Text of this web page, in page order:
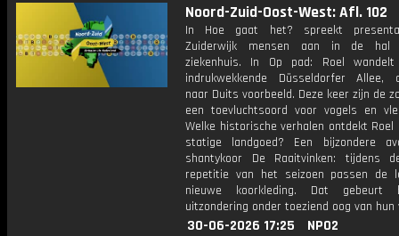
Noord-Zuid-Oost-West: Afl. 102
In Hoe gaat het? spreekt
Zuiderwijk mensen aan in de
ziekenhuis. In Op pad: Roel
indrukwekkende Düsseldorfer Allee,
naar Duits voorbeeld. Deze keer zijn de
een toevluchtsoord voor vogels en
Welke historische verhalen ontdekt
statige landgoed? Een bijzondere
shantykoor De Raaitvinken: tijdens
repetitie van het seizoen passen de
nieuwe koorkleding. Dat gebeurt
uitzondering onder toeziend oog van hun
30-06-2026 17:25
NPO2